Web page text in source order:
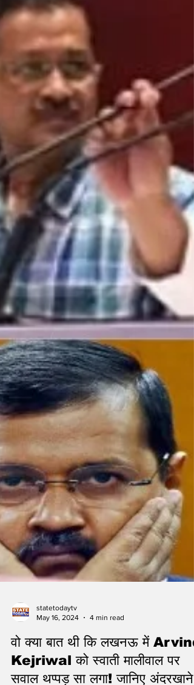
statetodaytv
May 16, 2024
4 min read
वो क्या बात थी कि लखनऊ में Arvind
Kejriwal को स्वाती मालीवाल पर